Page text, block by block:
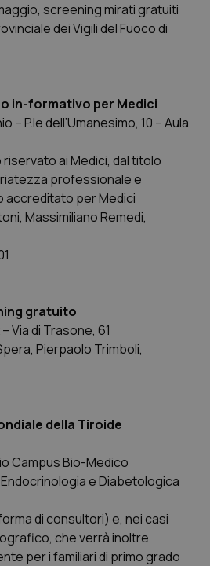
urogenitali
screening mirati gratuiti
dei Vigili del Fuoco di
in-formativo per Medici
– P.le dell’Umanesimo, 10 – Aula
ai Medici, dal titolo
professionale e
accreditato per Medici
Massimiliano Remedi,
gratuito
Via di Trasone, 61
Pierpaolo Trimboli,
della Tiroide
Campus Bio-Medico
e Diabetologica
di consultori) e, nei casi
che verrà inoltre
per i familiari di primo grado